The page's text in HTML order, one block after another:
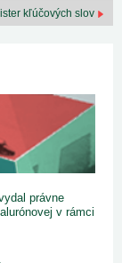
kľúčových slov
právne
v rámci